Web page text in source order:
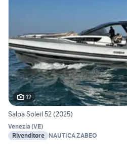
12
Salpa Soleil 52 (2025)
Venezia (VE)
Rivenditore NAUTICA ZABEO